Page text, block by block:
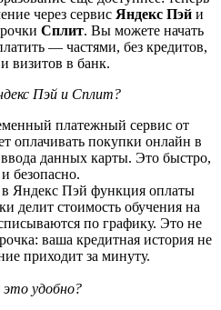
через сервис Яндекс Пэйи
Сплит. Вы можете начать
— частями, без кредитов,
визитов в банк.
Пэй и Сплит?
платежный сервис от
оплачивать покупки онлайн в
данных карты. Это быстро,
безопасно.
Яндекс Пэй функция оплаты
делит стоимость обучения на
по графику. Это не
ваша кредитная история не
приходит за минуту.
удобно?